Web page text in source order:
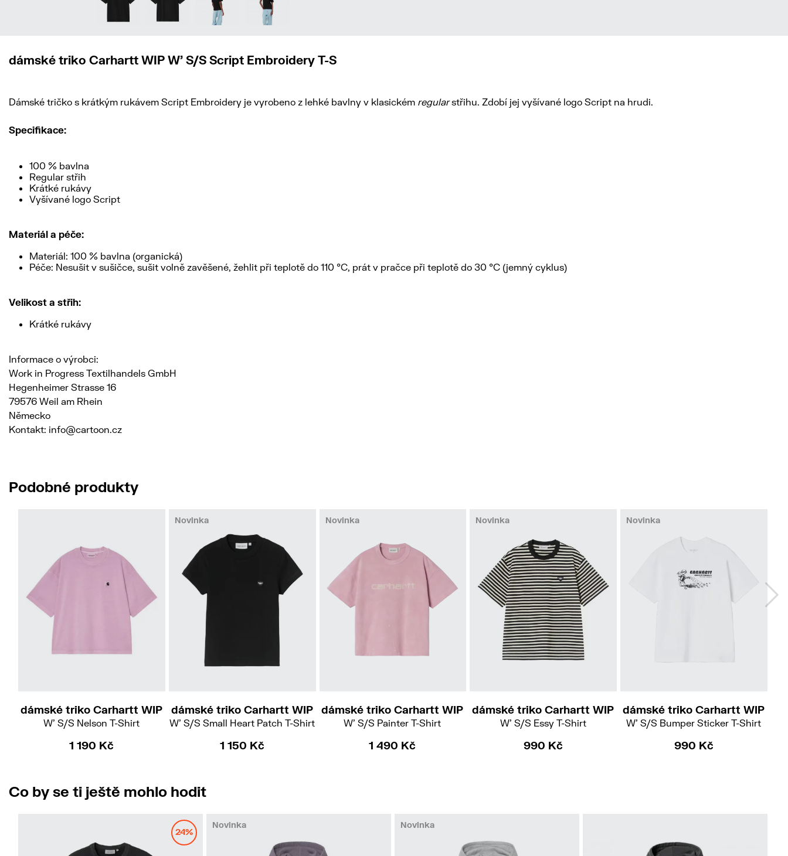
dámské triko Carhartt WIP W' S/S Script Embroidery T-S
Dámské tričko s krátkým rukávem Script Embroidery je vyrobeno z lehké bavlny v klasickém regularstřihu. Zdobí jej vyšívané logo Script na hrudi.
Specifikace:
100 % bavlna
Regular střih
Krátké rukávy
Vyšívané logo Script
Materiál a péče:
Materiál: 100 % bavlna (organická)
Péče: Nesušit v sušičce, sušit volně zavěšené, žehlit při teplotě do 110 °C, prát v pračce při teplotě do 30 °C (jemný cyklus)
Velikost a střih:
Krátké rukávy
Informace o výrobci:
Work in Progress Textilhandels GmbH
Hegenheimer Strasse 16
79576 Weil am Rhein
Německo
Kontakt: info@cartoon.cz
Podobné produkty
dámské triko Carhartt WIP
W' S/S Nelson T-Shirt
1 190 Kč
Novinka
dámské triko Carhartt WIP
W' S/S Small Heart Patch T-Shirt
1 150 Kč
Novinka
dámské triko Carhartt WIP
W' S/S Painter T-Shirt
1 490 Kč
Novinka
dámské triko Carhartt WIP
W' S/S Essy T-Shirt
990 Kč
Novinka
dámské triko Carhartt WIP
W' S/S Bumper Sticker T-Shirt
990 Kč
Co by se ti ještě mohlo hodit
24%
Novinka Novinka